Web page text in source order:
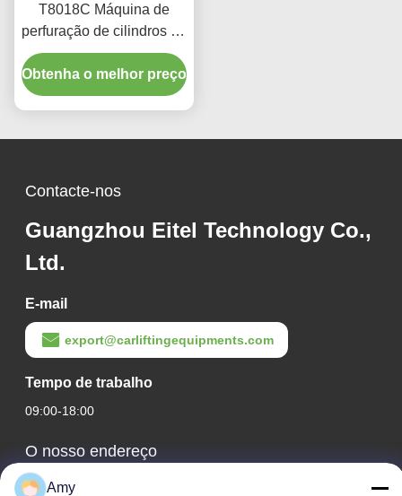
T8018C Máquina de
perfuração de cilindros de
alta precisão para
veículos pesados
Obtenha o melhor preço
Contacte-nos
Guangzhou Eitel Technology Co.,
Ltd.
E-mail
export@carliftingequipments.com
Tempo de trabalho
09:00-18:00
O nosso endereço
Endereço da empresa
Amy